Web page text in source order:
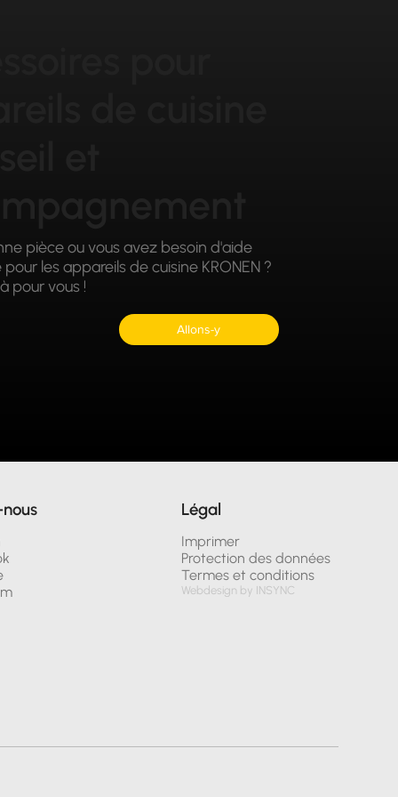
pièce ou vous avez besoin d'aide
les appareils de cuisine KRONEN ?
pour vous !
Allons-y
Légal
Imprimer
Protection des données
Termes et conditions
Webdesign by INSYNC